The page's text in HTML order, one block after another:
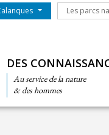
Les parcs
Les parcs
DES
Au service de la nature
& des hommes